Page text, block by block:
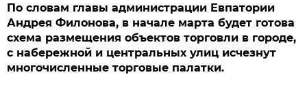
По словам главы администрации Евпатории
Андрея Филонова, в начале марта будет готова
схема размещения объектов торговли в городе,
с набережной и центральных улиц исчезнут
многочисленные торговые палатки.